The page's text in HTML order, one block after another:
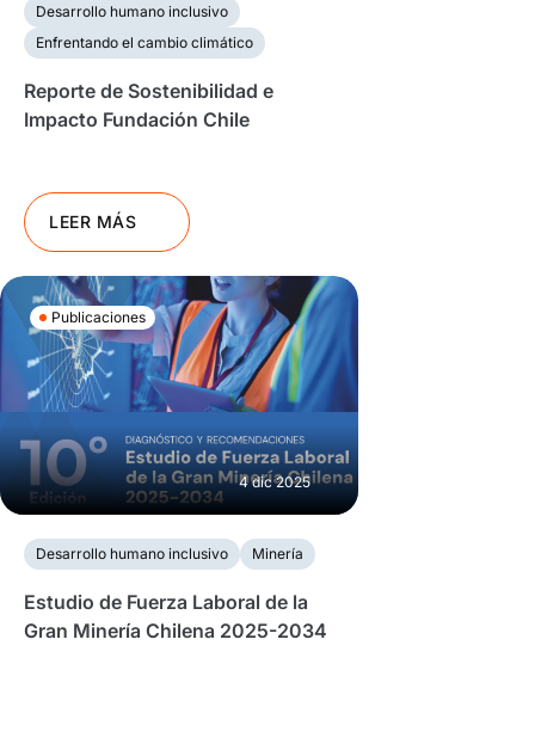
Desarrollo humano inclusivo
Enfrentando el cambio climático
Reporte de Sostenibilidad e
Impacto Fundación Chile
LEER MÁS
Publicaciones
4 dic 2025
Desarrollo humano inclusivo Minería
Estudio de Fuerza Laboral de la
Gran Minería Chilena 2025-2034